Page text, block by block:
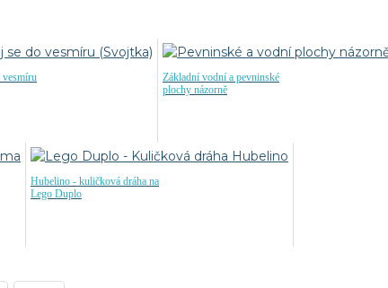
vesmíru
Základní vodní a pevninské
plochy názorně
Hubelino - kuličková dráha na
Lego Duplo